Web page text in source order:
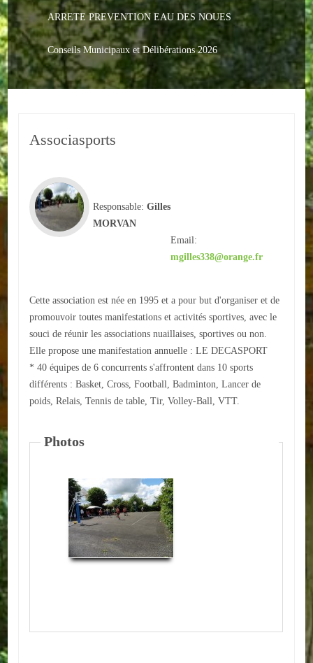
Le PACS
Voter
Bientôt 16 ans
Urbanisme
Santé
Social
Arrêtes en cours
ACTUALITÉS
ECOLES
Ecole privée
Loisirs et animations
ARRETE PREVENTION EAU DES NOUES
Conseils Municipaux et Délibérations 2026
Associasports
Responsable:Gilles
MORVAN
Email:
mgilles338@orange.fr
Cette association est née en 1995 et a pour but d'organiser et de
promouvoir toutes manifestations et activités sportives, avec le
souci de réunir les associations nuaillaises, sportives ou non.
Elle propose une manifestation annuelle : LE DECASPORT
* 40 équipes de 6 concurrents s'affrontent dans 10 sports
différents : Basket, Cross, Football, Badminton, Lancer de
poids, Relais, Tennis de table, Tir, Volley-Ball, VTT.
Photos